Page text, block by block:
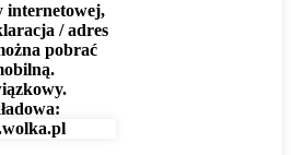
internetowej,
/ adres
pobrać